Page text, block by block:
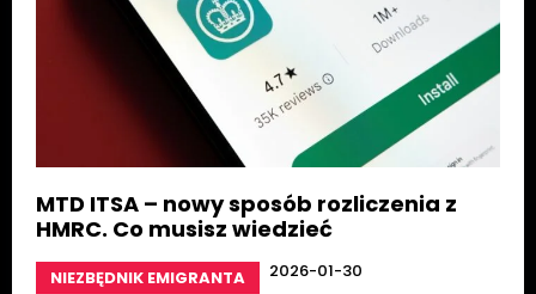
MTD ITSA – nowy sposób rozliczenia z
HMRC. Co musisz wiedzieć
NIEZBĘDNIK EMIGRANTA 2026-01-30